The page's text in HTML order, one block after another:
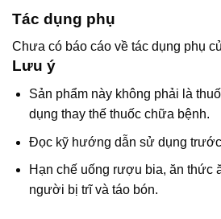
Tác dụng phụ
Chưa có báo cáo về tác dụng phụ
Lưu ý
Sản phẩm này không phải là
dụng thay thế thuốc chữa bệnh.
Đọc kỹ hướng dẫn sử dụng
Hạn chế uống rượu bia, ăn thức
người bị trĩ và táo bón.